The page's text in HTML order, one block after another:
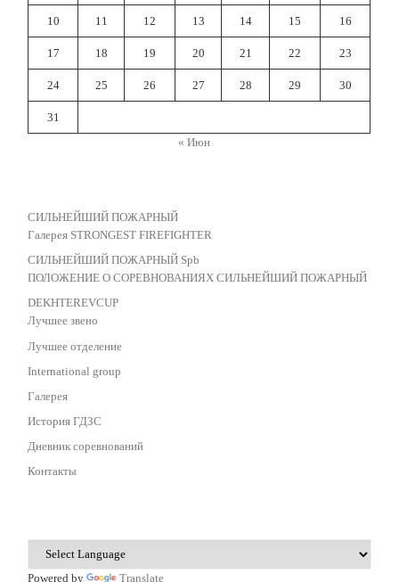
10 11 12 13 14 15 16
17 18 19 20 21 22 23
24 25 26 27 28 29 30
31
« Июн
СИЛЬНЕЙШИЙ ПОЖАРНЫЙ
Галерея STRONGEST FIREFIGHTER
СИЛЬНЕЙШИЙ ПОЖАРНЫЙ Spb
ПОЛОЖЕНИЕ О СОРЕВНОВАНИЯХ СИЛЬНЕЙШИЙ ПОЖАРНЫЙ
DEKHTEREVCUP
Лучшее звено
Лучшее отделение
International group
Галерея
История ГДЗС
Дневник соревнований
Контакты
Powered by Translate